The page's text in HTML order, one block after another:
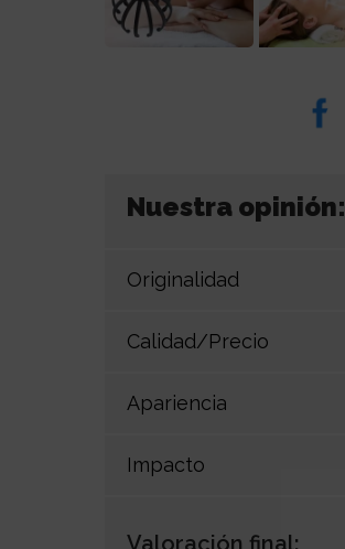
Nuestra opinión:
Originalidad
Calidad/Precio
Apariencia
Impacto
Valoración final: